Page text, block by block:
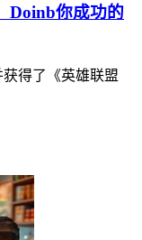
Doinb你成功的
得了《英雄联盟